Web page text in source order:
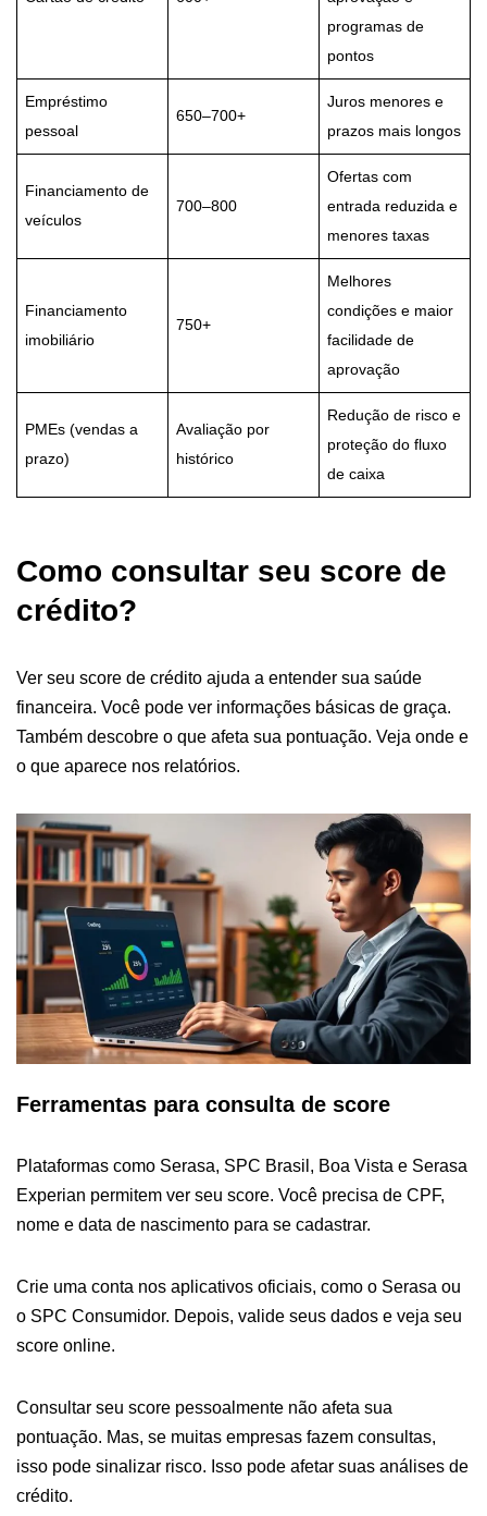
programas de
pontos
Empréstimo
pessoal
650–700+
Juros menores e
prazos mais longos
Financiamento de
veículos
700–800
Ofertas com
entrada reduzida e
menores taxas
Financiamento
imobiliário
750+
Melhores
condições e maior
facilidade de
aprovação
PMEs (vendas a
prazo)
Avaliação por
histórico
Redução de risco e
proteção do fluxo
de caixa
Como consultar seu score de
crédito?
Ver seu score de crédito ajuda a entender sua saúde
financeira. Você pode ver informações básicas de graça.
Também descobre o que afeta sua pontuação. Veja onde e
o que aparece nos relatórios.
Ferramentas para consulta de score
Plataformas como Serasa, SPC Brasil, Boa Vista e Serasa
Experian permitem ver seu score. Você precisa de CPF,
nome e data de nascimento para se cadastrar.
Crie uma conta nos aplicativos oficiais, como o Serasa ou
o SPC Consumidor. Depois, valide seus dados e veja seu
score online.
Consultar seu score pessoalmente não afeta sua
pontuação. Mas, se muitas empresas fazem consultas,
isso pode sinalizar risco. Isso pode afetar suas análises de
crédito.